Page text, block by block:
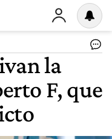
la
F, que